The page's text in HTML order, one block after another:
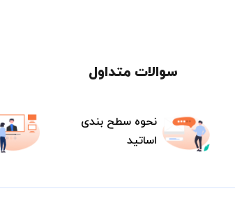
سوالات متداول
نحوه سطح بندی
اساتید